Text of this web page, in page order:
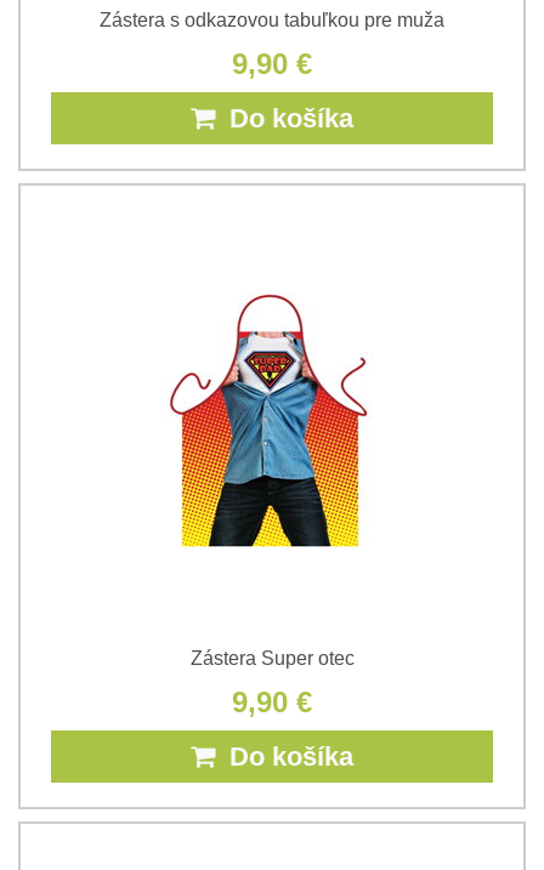
Zástera s odkazovou tabuľkou pre muža
9,90 €
Do košíka
Zástera Super otec
9,90 €
Do košíka